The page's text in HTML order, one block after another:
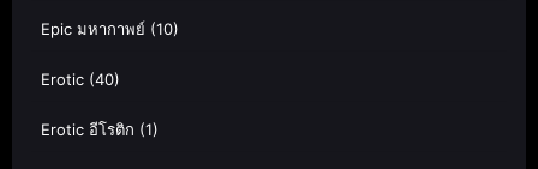
Epic มหากาพย์ (10)
Erotic (40)
Erotic อีโรติก (1)